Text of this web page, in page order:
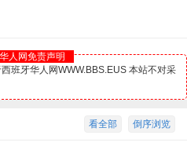
人网免责声明
班牙华人网WWW.BBS.EUS 本站不对采
倒序浏览
看全部